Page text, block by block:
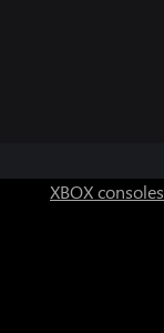
XBOX consoles